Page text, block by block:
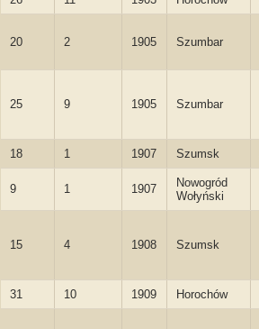
20 2 1905 Szumbar
25 9 1905 Szumbar
18 1 1907 Szumsk
9 1 1907
Nowogród
Wołyński
15 4 1908 Szumsk
31 10 1909 Horochów